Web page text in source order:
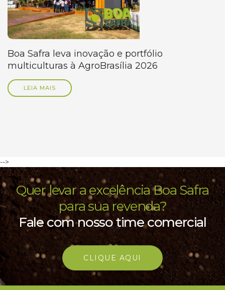
Boa Safra leva inovação e portfólio
multiculturas à AgroBrasília 2026
LEIA MAIS
-->
Quer levar a excelência Boa Safra
para sua revenda?
Fale com nosso time comercial
CLIQUE AQUI